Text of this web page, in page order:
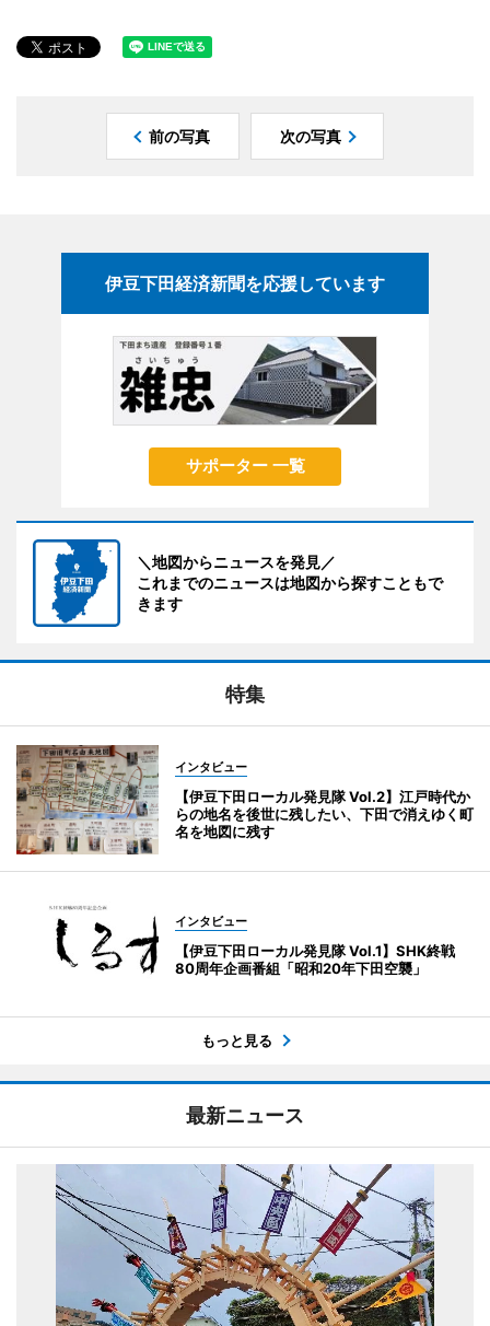
前の写真 次の写真
伊豆下田経済新聞を応援しています
サポーター 一覧
＼地図からニュースを発見／
これまでのニュースは地図から探すこともで
きます
特集
インタビュー
【伊豆下田ローカル発見隊 Vol.2】江戸時代か
らの地名を後世に残したい、下田で消えゆく町
名を地図に残す
インタビュー
【伊豆下田ローカル発見隊 Vol.1】SHK終戦
80周年企画番組「昭和20年下田空襲」
もっと見る
最新ニュース